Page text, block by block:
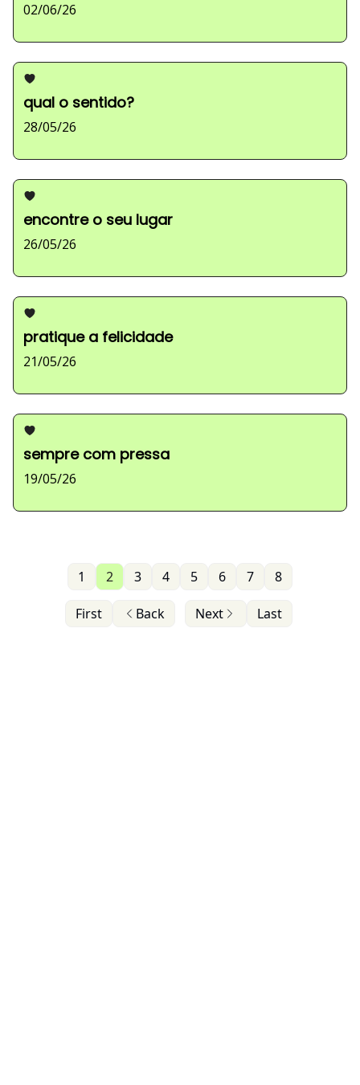
02/06/26
qual o sentido?
28/05/26
encontre o seu lugar
26/05/26
pratique a felicidade
21/05/26
sempre com pressa
19/05/26
First Back
1 2 3 4 5 6 7 8
Next Last